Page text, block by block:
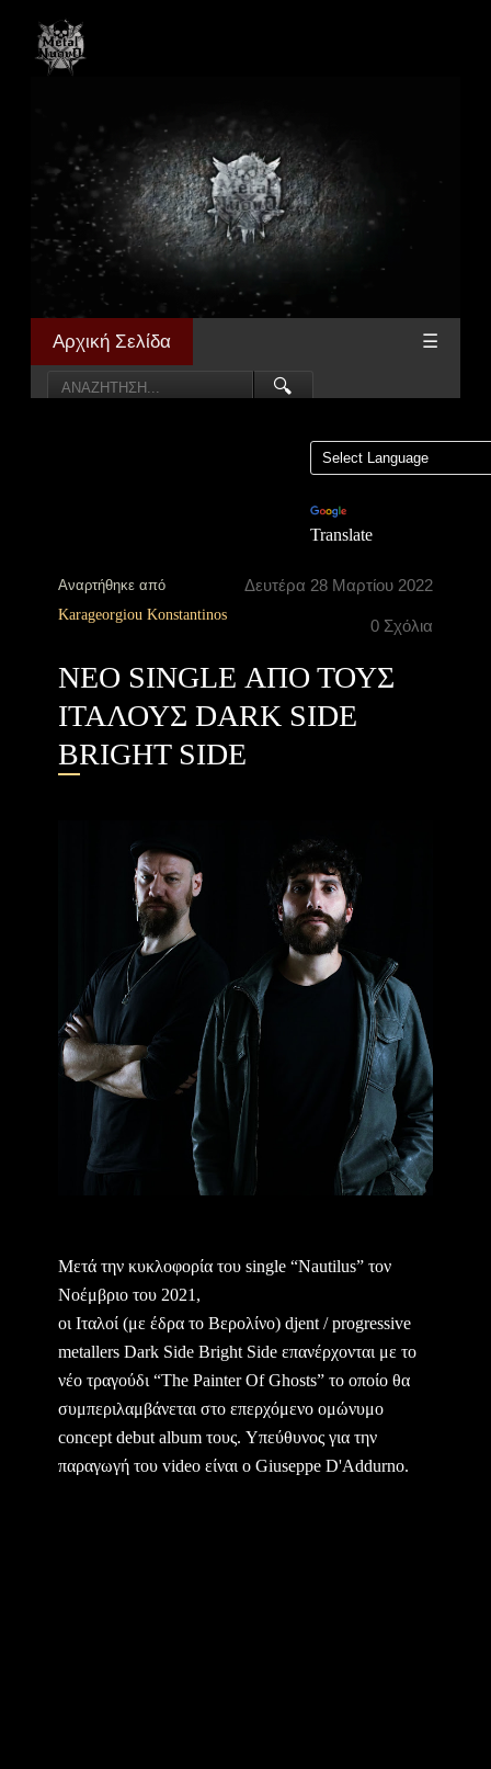
Αρχική Σελίδα ☰
🔍
Translate
Δευτέρα 28 Μαρτίου 2022
0 Σχόλια
Αναρτήθηκε από
Karageorgiou Konstantinos
ΝΕΟ SINGLE ΑΠΟ ΤΟΥΣ
ΙΤΑΛΟΥΣ DARK SIDE
BRIGHT SIDE
Μετά την κυκλοφορία του single “Nautilus” τον
Νοέμβριο του 2021,
οι Ιταλοί (με έδρα το Βερολίνο) djent / progressive
metallers Dark Side Bright Side επανέρχονται με το
νέο τραγούδι “The Painter Of Ghosts” το οποίο θα
συμπεριλαμβάνεται στο επερχόμενο ομώνυμο
concept debut album τους. Υπεύθυνος για την
παραγωγή του video είναι ο Giuseppe D'Addurno.